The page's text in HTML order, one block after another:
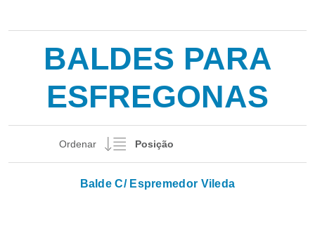
BALDES PARA
ESFREGONAS
Ordenar
Balde C/ Espremedor Vileda